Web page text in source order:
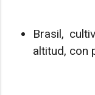
Brasil,
altitud, con